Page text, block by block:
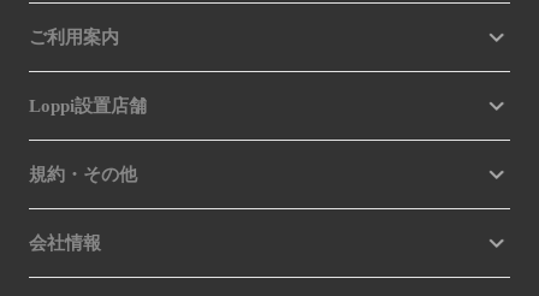
ご利用案内
Loppi設置店舗
規約・その他
会社情報